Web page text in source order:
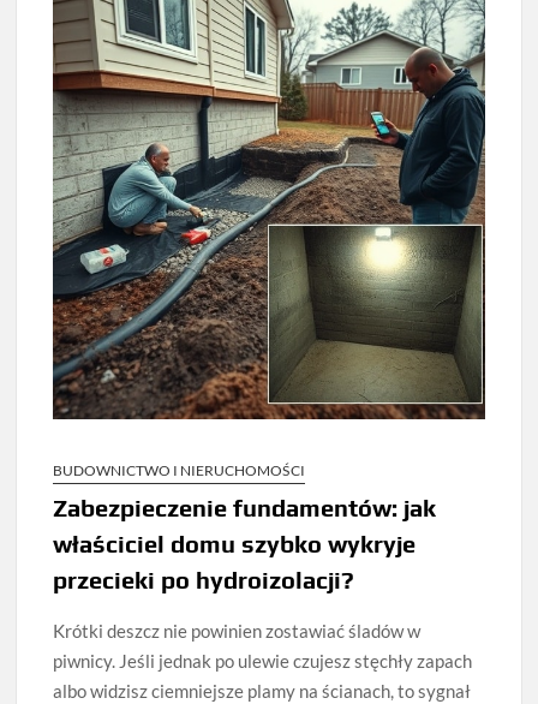
BUDOWNICTWO I NIERUCHOMOŚCI
Zabezpieczenie fundamentów: jak
właściciel domu szybko wykryje
przecieki po hydroizolacji?
Krótki deszcz nie powinien zostawiać śladów w
piwnicy. Jeśli jednak po ulewie czujesz stęchły zapach
albo widzisz ciemniejsze plamy na ścianach, to sygnał